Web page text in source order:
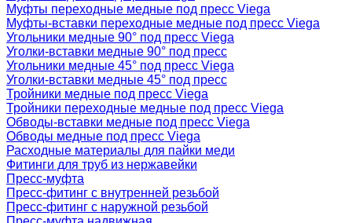
Муфты переходные медные под пресс Viega
Муфты-вставки переходные медные под пресс Viega
Угольники медные 90° под пресс Viega
Уголки-вставки медные 90° под пресс
Угольники медные 45° под пресс Viega
Уголки-вставки медные 45° под пресс
Тройники медные под пресс Viega
Тройники переходные медные под пресс Viega
Обводы-вставки медные под пресс Viega
Обводы медные под пресс Viega
Расходные материалы для пайки меди
Фитинги для труб из нержавейки
Пресс-муфта
Пресс-фитинг с внутренней резьбой
Пресс-фитинг с наружной резьбой